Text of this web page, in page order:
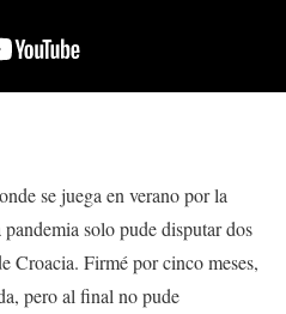
se juega en verano por la
solo pude disputar dos
Croacia. Firmé por cinco meses,
pero al final no pude